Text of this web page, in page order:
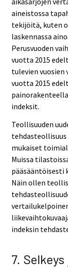
aineistossa
tekijöitä, kuten
laskennassa
Perusvuoden
vuotta 2015
tulevien
vuotta 2015
indeksit.
Teollisuuden
mukaiset
Muissa
pääsääntöisesti
Näin ollen
indeksin
7.